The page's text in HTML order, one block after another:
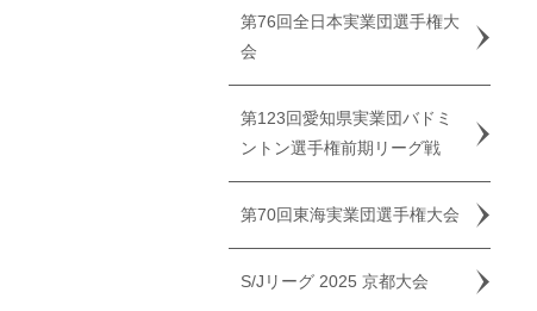
第76回全日本実業団選手権大
会
第123回愛知県実業団バドミ
ントン選手権前期リーグ戦
第70回東海実業団選手権大会
S/Jリーグ 2025 京都大会